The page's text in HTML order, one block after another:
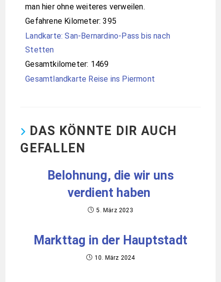
man hier ohne weiteres verweilen.
Gefahrene Kilometer: 395
Landkarte: San-Bernardino-Pass bis nach
Stetten
Gesamtkilometer: 1469
Gesamtlandkarte Reise ins Piermont
DAS KÖNNTE DIR AUCH
GEFALLEN
Belohnung, die wir uns
verdient haben
5. März 2023
Markttag in der Hauptstadt
10. März 2024